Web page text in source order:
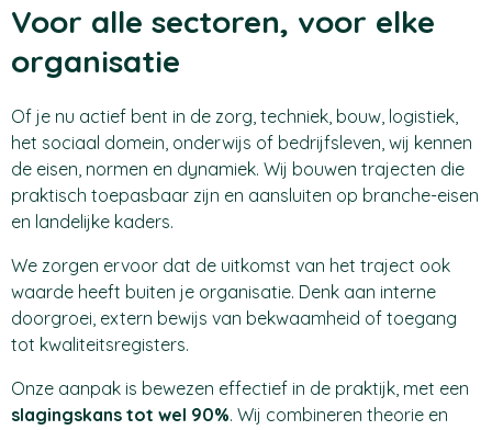
Voor alle sectoren, voor elke
organisatie
Of je nu actief bent in de zorg, techniek, bouw, logistiek,
het sociaal domein, onderwijs of bedrijfsleven, wij kennen
de eisen, normen en dynamiek. Wij bouwen trajecten die
praktisch toepasbaar zijn en aansluiten op branche-eisen
en landelijke kaders.
We zorgen ervoor dat de uitkomst van het traject ook
waarde heeft buiten je organisatie. Denk aan interne
doorgroei, extern bewijs van bekwaamheid of toegang
tot kwaliteitsregisters.
Onze aanpak is bewezen effectief in de praktijk, met een
slagingskans tot wel 90%. Wij combineren theorie en